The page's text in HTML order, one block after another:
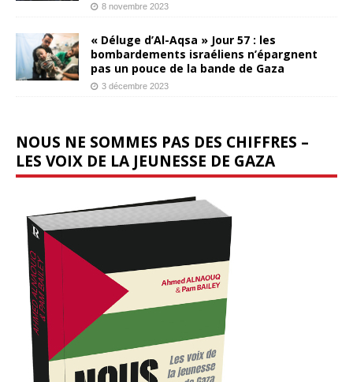
8 novembre 2023
« Déluge d’Al-Aqsa » Jour 57 : les
bombardements israéliens n’épargnent
pas un pouce de la bande de Gaza
3 décembre 2023
NOUS NE SOMMES PAS DES CHIFFRES –
LES VOIX DE LA JEUNESSE DE GAZA